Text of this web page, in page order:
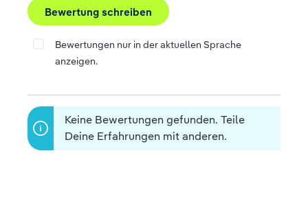
Bewertung schreiben
Bewertungen nur in der aktuellen Sprache
anzeigen.
Keine Bewertungen gefunden. Teile
Deine Erfahrungen mit anderen.